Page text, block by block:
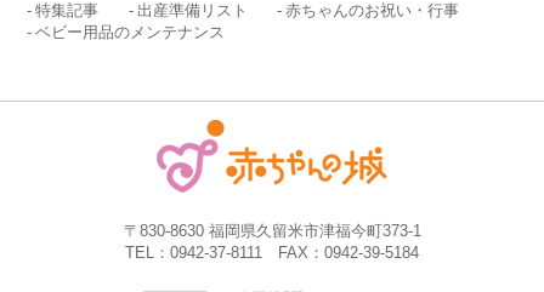
特集記事 出産準備リスト
赤ちゃんのお祝い・行事
ベビー用品のメンテナンス
〒830-8630 福岡県久留米市津福今町373-1
TEL：0942-37-8111 FAX：0942-39-5184